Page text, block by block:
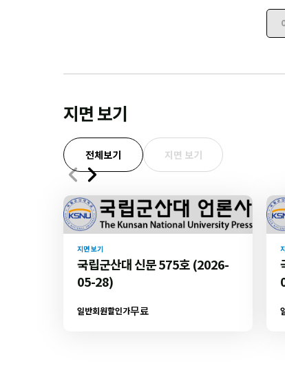
이
지면 보기
전체보기 지면 보기
지면 보기
국립군산대 신문 575호 (2026-
05-28)
일반회원할인가무료